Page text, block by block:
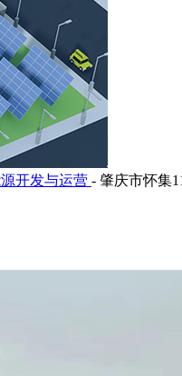
开发与运营 - 肇庆市怀集